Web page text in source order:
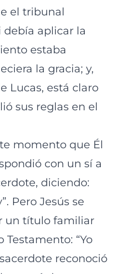
el tribunal
debía aplicar la
estaba
la gracia; y,
Lucas, está claro
sus reglas en el
momento que Él
con un sí a
diciendo:
Pero Jesús se
un título familiar
“Yo
reconoció